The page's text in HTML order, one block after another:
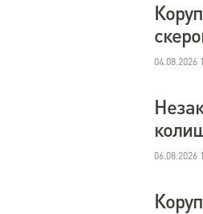
04.08.2026
06.08.2026